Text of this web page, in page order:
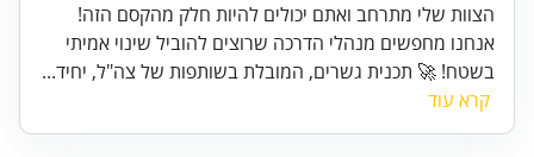
הצוות שלי מתרחב ואתם יכולים להיות חלק מהקסם הזה!
אנחנו מחפשים מנהלי הדרכה שרוצים להוביל שינוי אמיתי
בשטח! 🚀 תכנית גשרים, המובלת בשותפות של צה"ל, יחיד...
קרא עוד